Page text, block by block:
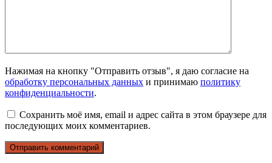
Нажимая на кнопку "Отправить отзыв", я даю согласие на
обработку персональных данных и принимаю политику
конфиденциальности.
Сохранить моё имя, email и адрес сайта в этом браузере для
последующих моих комментариев.